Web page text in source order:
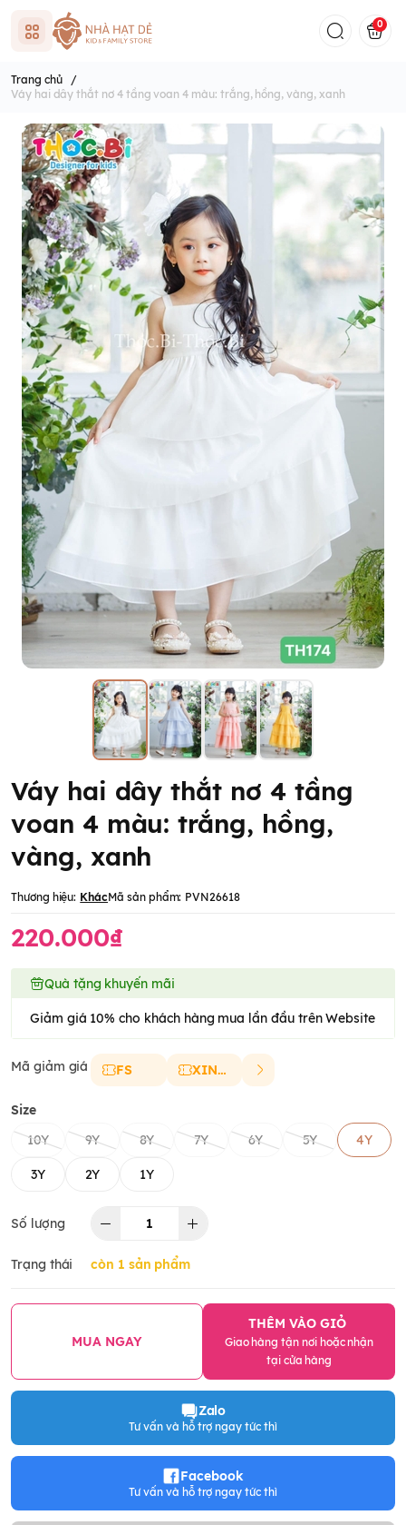
0
Trang chủ
/
Váy hai dây thắt nơ 4 tầng voan 4 màu: trắng, hồng, vàng, xanh
Váy hai dây thắt nơ 4 tầng
voan 4 màu: trắng, hồng,
vàng, xanh
Thương hiệu: KhácMã sản phẩm: PVN26618
220.000₫
Quà tặng khuyến mãi
Giảm giá 10% cho khách hàng mua lần đầu trên Website
Mã giảm giá FS XINCHAO
Size
10Y
9Y 8Y 7Y 6Y 5Y 4Y
3Y 2Y 1Y
Số lượng
Trạng thái còn 1 sản phẩm
MUA NGAY
THÊM VÀO GIỎ
Giao hàng tận nơi hoặc nhận
tại cửa hàng
Zalo
Tư vấn và hỗ trợ ngay tức thì
Facebook
Tư vấn và hỗ trợ ngay tức thì